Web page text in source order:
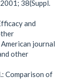
38(Suppl.
and
journal
other
Comparison of